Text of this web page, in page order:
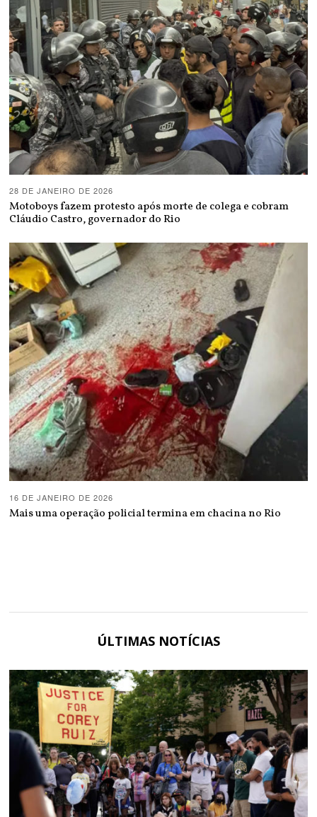
28 DE JANEIRO DE 2026
Motoboys fazem protesto após morte de colega e cobram
Cláudio Castro, governador do Rio
16 DE JANEIRO DE 2026
Mais uma operação policial termina em chacina no Rio
ÚLTIMAS NOTÍCIAS